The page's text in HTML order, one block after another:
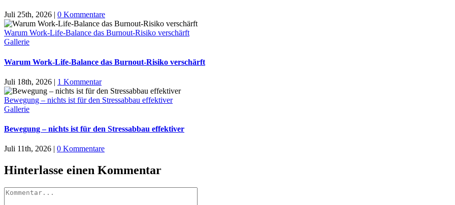
Juli 25th, 2026 | 0 Kommentare
Warum Work-Life-Balance das Burnout-Risiko verschärft
Gallerie
Warum Work-Life-Balance das Burnout-Risiko verschärft
Juli 18th, 2026 | 1 Kommentar
Bewegung – nichts ist für den Stressabbau effektiver
Gallerie
Bewegung – nichts ist für den Stressabbau effektiver
Juli 11th, 2026 | 0 Kommentare
Hinterlasse einen Kommentar
Kommentar